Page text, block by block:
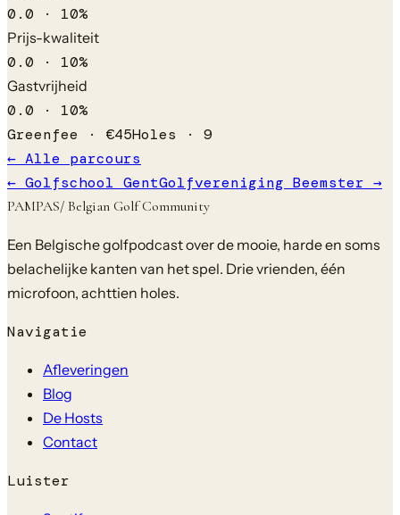
0.0 · 10%
Prijs-kwaliteit
0.0 · 10%
Gastvrijheid
0.0 · 10%
Greenfee · €45Holes · 9
← Alle parcours
← Golfschool GentGolfvereniging Beemster →
PAMPAS/ Belgian Golf Community
Een Belgische golfpodcast over de mooie, harde en soms
belachelijke kanten van het spel. Drie vrienden, één
microfoon, achttien holes.
Navigatie
Afleveringen
Blog
De Hosts
Contact
Luister